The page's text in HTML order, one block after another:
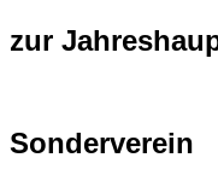
zur
Sonderverein